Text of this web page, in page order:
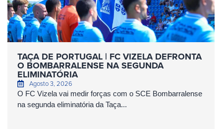
TAÇA DE PORTUGAL | FC VIZELA DEFRONTA
O BOMBARRALENSE NA SEGUNDA
ELIMINATÓRIA
Agosto 3, 2026
O FC Vizela vai medir forças com o SCE Bombarralense
na segunda eliminatória da Taça...